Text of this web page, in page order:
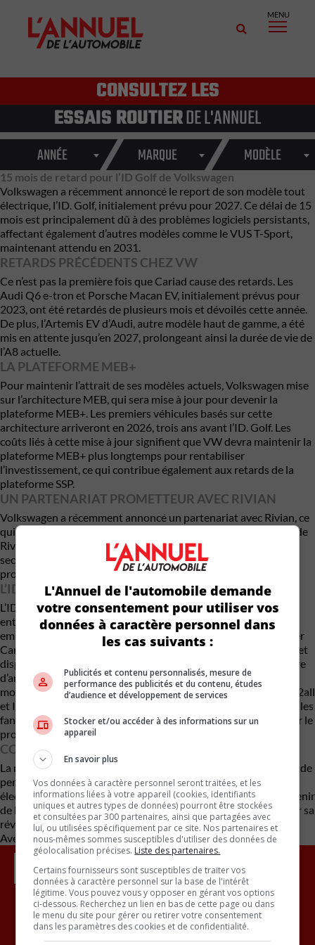
MENU
CONSULTEZ LES
ESSAIS ROUTIERDE L'ANNUEL
ANNÉE MARQUE MODÈLE
15 mois de retard pour l’ID Golf de Volkswagen
Volkswagen a récemment annoncé le report de son modèle tout
électrique, l’ID. Golf, initialement prévu pour 2027. Ce délai de 15
mois est principalement dû à des problèmes logiciels persistants,
affectant également d’autres modèles comme le VUS T-Sport,
maintenant attendu en 2031.
RETARDS PRÉCÉDENTS CHEZ VW
Ce n’est pas la première fois que Cariad cause des retards. Les
Audi Q6 e-tron et Porsche Macan EV, initialement prévus pour
2023, ont été retardés de plusieurs mois et dévoilés cette année.
De plus, l’Artemis EV d’Audi, autre modèle haut de gamme, a été
mis en attente jusqu’en 2027, prolongeant ainsi la durée de vie de
l’A8 actuelle.
LA PLATEFORME MEB+
Pour maintenir l’attrait de ses modèles actuels, Volkswagen mise
sur l’architecture MEB, qui sera mise à jour pour devenir la
plateforme MEB+. Les premiers véhicules basés sur cette
architecture arriveront en 2026, trois ans avant l’ID. Golf. Les
coûts liés à cette mise à jour signifient que VW devra maintenir la
plateforme MEB+ plus longtemps pour rentabiliser
l’investissement, ce qui contribue également aux retards de la
plateforme SSP.
UN PARTENARIAT PROMETTEUR AVEC RIVIAN
Volkswagen a récemment annoncé un partenariat avec Rivian, ce
qui pourrait améliorer la situation grâce à l’expertise logicielle de
Rivian. Cependant, cette collaboration ne commencera qu’à la
seconde moitié de la décennie, laissant Cariad gérer les
problèmes actuels de manière autonome.
L’ID. GOLF : UN HÉRITAGE ÉLECTRIQUE
L’ID. Golf succédera à l’actuelle Mk8, devenant ainsi un modèle
entièrement électrique tout en conservant son nom
emblématique. Thomas Schäfer, PDG de Volkswagen Passenger
Cars, a affirmé en 2022 que « ce serait fou de les laisser mourir et
disparaître. Il y a un lien entre VW et ID, et il n’est pas nécessaire
d’annuler [ID]. Nous resterons fidèles à la logique ID, mais les
modèles emblématiques porteront un nom. » Les concepts ID. 2all
et ID. GTI influenceront le design de la future ID. Golf, même si les
fans devront attendre 15 mois supplémentaires pour découvrir le
produit final.
CONCLUSION
La nouvelle ID. Golf de Volkswagen, bien que retardée, promet de
perpétuer l’héritage de la Golf tout en entrant dans l’ère
électrique. Malgré les défis logiciels rencontrés par Cariad, l’avenir
de l’ID. Golf semble prometteur, avec des attentes élevées pour sa
révélation en 2029.
Avec des renseignements de Carbuzz
Inscrivez vous à l'infolettre.
L'Annuel de l'automobile demande
votre consentement pour utiliser vos
données à caractère personnel dans
les cas suivants :
Publicités et contenu personnalisés, mesure de
performance des publicités et du contenu, études
d’audience et développement de services
Stocker et/ou accéder à des informations sur un
appareil
En savoir plus
Vos données à caractère personnel seront traitées, et les
informations liées à votre appareil (cookies, identifiants
uniques et autres types de données) pourront être stockées
et consultées par 300 partenaires, ainsi que partagées avec
lui, ou utilisées spécifiquement par ce site. Nos partenaires et
nous-mêmes sommes susceptibles d'utiliser des données de
géolocalisation précises. Liste des partenaires.
Certains fournisseurs sont susceptibles de traiter vos
données à caractère personnel sur la base de l'intérêt
légitime. Vous pouvez vous y opposer en gérant vos options
ci-dessous. Recherchez un lien en bas de cette page ou dans
le menu du site pour gérer ou retirer votre consentement
dans les paramètres des cookies et de confidentialité.